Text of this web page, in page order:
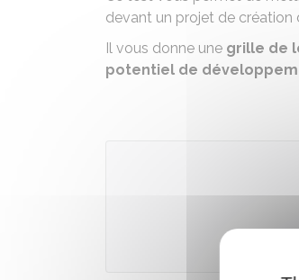
devant un projet de création
Il vous donne une grille de
potentiel de